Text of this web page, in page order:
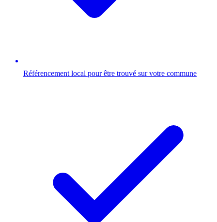
Référencement local pour être trouvé sur votre commune